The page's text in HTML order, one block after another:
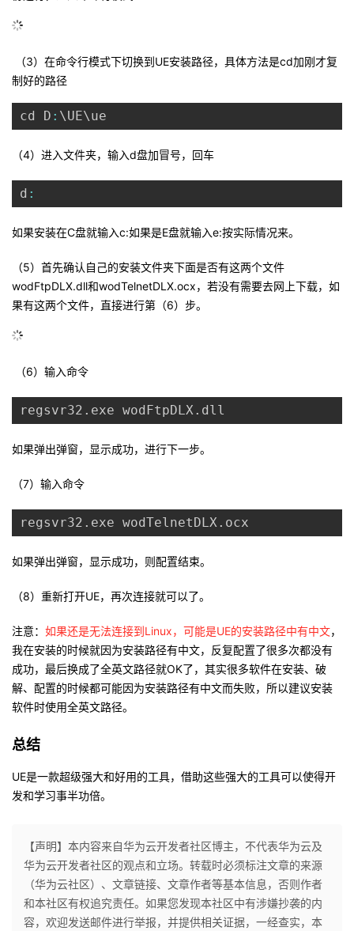
（3）在命令行模式下切换到UE安装路径，具体方法是cd加刚才复
制好的路径
cd D : \UE\ue
（4）进入文件夹，输入d盘加冒号，回车
d :
如果安装在C盘就输入c:如果是E盘就输入e:按实际情况来。
（5）首先确认自己的安装文件夹下面是否有这两个文件
wodFtpDLX.dll和wodTelnetDLX.ocx，若没有需要去网上下载，如
果有这两个文件，直接进行第（6）步。
（6）输入命令
regsvr32 . exe wodFtpDLX. dll
如果弹出弹窗，显示成功，进行下一步。
（7）输入命令
regsvr32 . exe wodTelnetDLX. ocx
如果弹出弹窗，显示成功，则配置结束。
（8）重新打开UE，再次连接就可以了。
注意： 如果还是无法连接到Linux，可能是UE的安装路径中有中文，
我在安装的时候就因为安装路径有中文，反复配置了很多次都没有
成功，最后换成了全英文路径就OK了，其实很多软件在安装、破
解、配置的时候都可能因为安装路径有中文而失败，所以建议安装
软件时使用全英文路径。
总结
UE是一款超级强大和好用的工具，借助这些强大的工具可以使得开
发和学习事半功倍。
【声明】本内容来自华为云开发者社区博主，不代表华为云及
华为云开发者社区的观点和立场。转载时必须标注文章的来源
（华为云社区）、文章链接、文章作者等基本信息，否则作者
和本社区有权追究责任。如果您发现本社区中有涉嫌抄袭的内
容，欢迎发送邮件进行举报，并提供相关证据，一经查实，本